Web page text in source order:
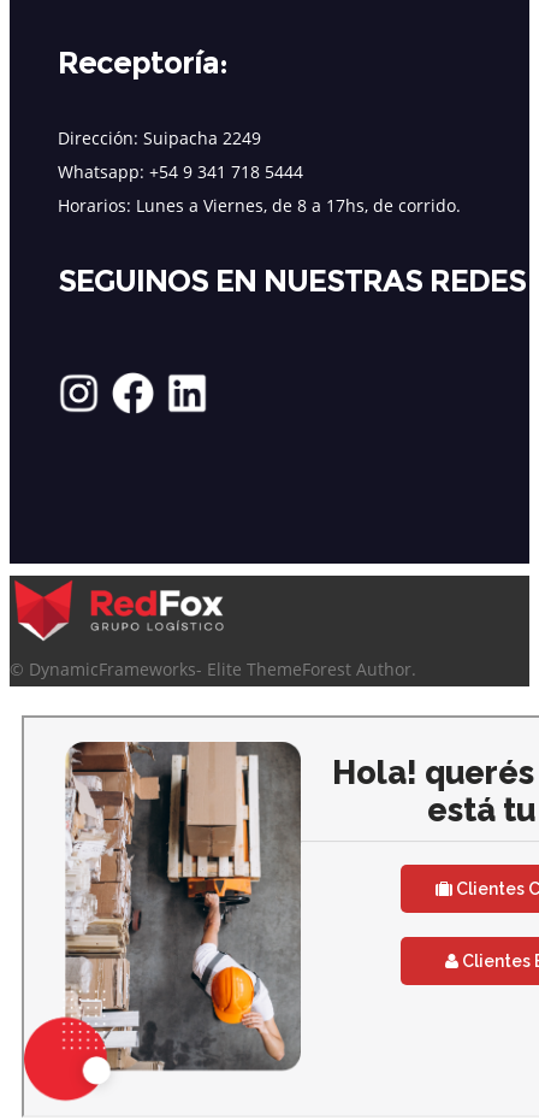
Receptoría:
Dirección: Suipacha 2249
Whatsapp: +54 9 341 718 5444
Horarios: Lunes a Viernes, de 8 a 17hs, de corrido.
SEGUINOS EN NUESTRAS REDES
© DynamicFrameworks- Elite ThemeForest Author.